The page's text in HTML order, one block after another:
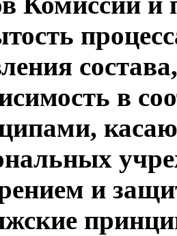
в
и